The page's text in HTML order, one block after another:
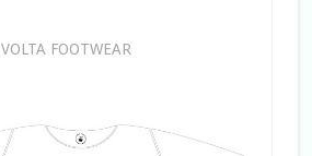
VOLTA FOOTWEAR